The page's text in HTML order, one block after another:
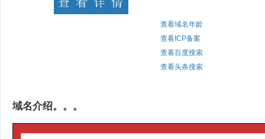
查看域名年龄
查看ICP备案
查看百度搜索
查看头条搜索
域名介绍。。。